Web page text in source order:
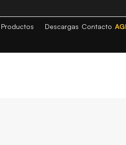
Productos Descargas Contacto